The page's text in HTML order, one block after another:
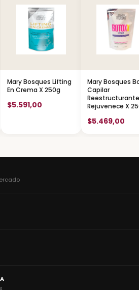
Mary Bosques Lifting
En Crema X 250g
$5.591,00
Mary Bosques
Capilar
Reestructurante
Rejuvenece X
$5.469,00